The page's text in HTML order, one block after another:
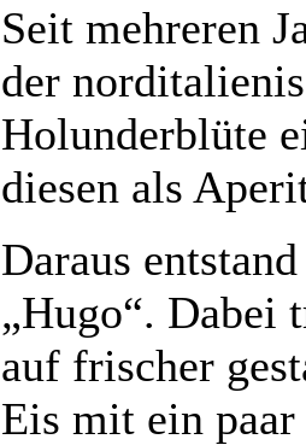
Seit mehreren
der
Holunderblüte
diesen als
Daraus
„Hugo“. Dabei
auf frischer
Eis mit ein